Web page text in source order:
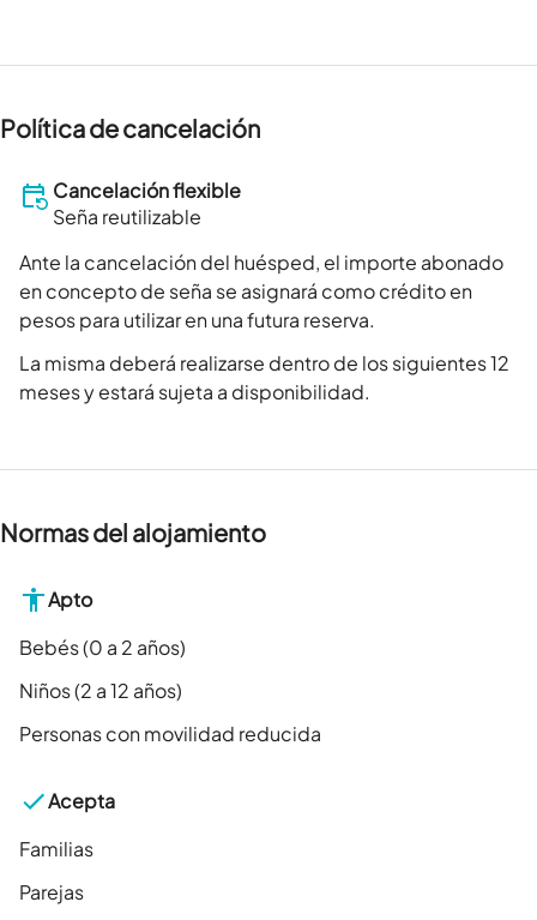
Política de cancelación
Cancelación flexible
Seña reutilizable
Ante la cancelación del huésped, el importe abonado
en concepto de seña se asignará como crédito en
pesos para utilizar en una futura reserva.
La misma deberá realizarse dentro de los siguientes 12
meses y estará sujeta a disponibilidad.
Normas del alojamiento
Apto
Bebés (0 a 2 años)
Niños (2 a 12 años)
Personas con movilidad reducida
Acepta
Familias
Parejas